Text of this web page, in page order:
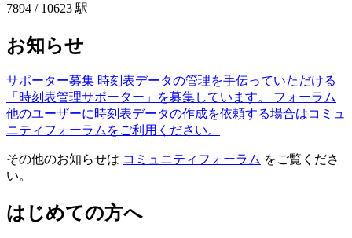
7894 / 10623 駅
お知らせ
サポーター募集 時刻表データの管理を手伝っていただける
「時刻表管理サポーター」を募集しています。
フォーラム
他のユーザーに時刻表データの作成を依頼する場合はコミュ
ニティフォーラムをご利用ください。
その他のお知らせは コミュニティフォーラム をご覧くださ
い。
はじめての方へ